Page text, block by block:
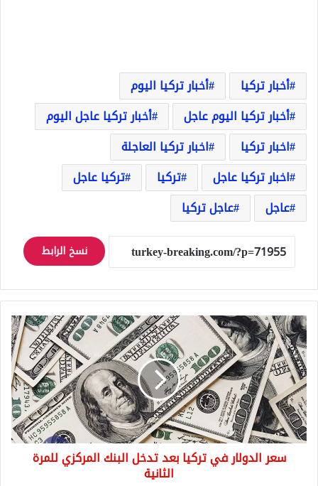
أخبار تركيا
أخبار تركيا اليوم
أخبار تركيا اليوم عاجل
أخبار تركيا عاجل اليوم
اخبار تركيا
اخبار تركيا العاجلة
اخبار تركيا عاجل
تركيا
تركيا عاجل
عاجل
عاجل تركيا
نسخ الرابط
سعر
الدولار
في
تركيا
بعد
تدخل
البنك
المركزي
للمرة
الثانيةسعر الدولار في تركيا بعد تدخل البنك المركزي للمرة
الثانية